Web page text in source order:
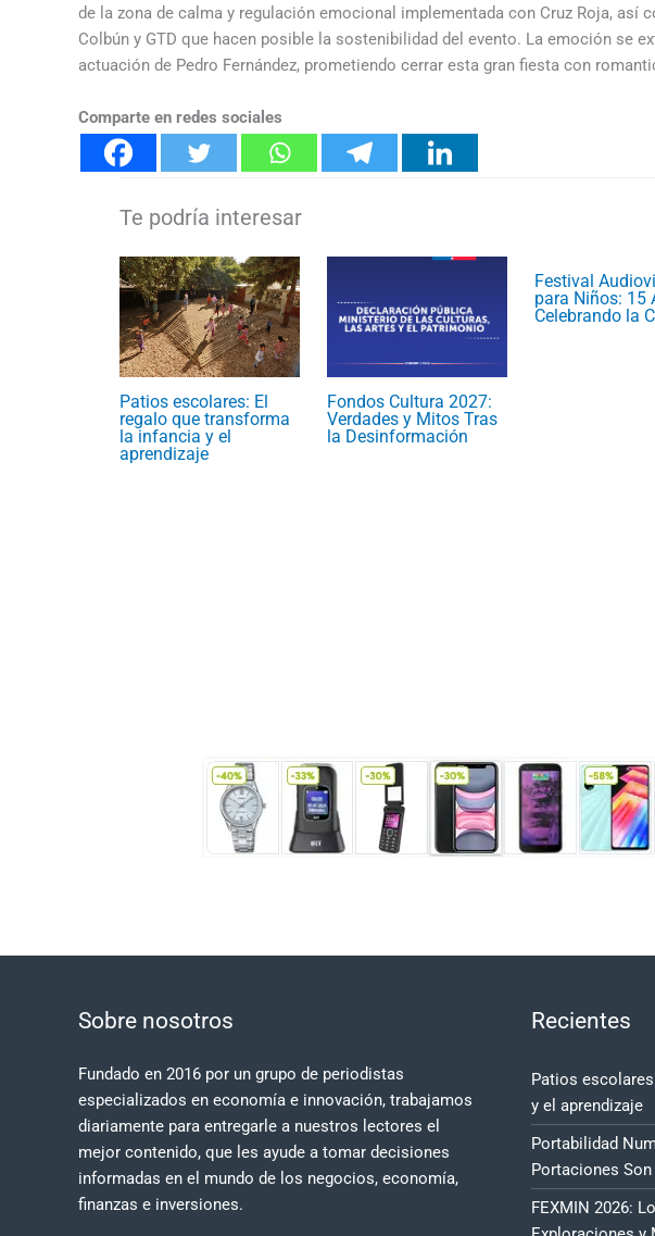
de la zona de calma y regulación emocional implementada con Cruz Roja, así
Colbún y GTD que hacen posible la sostenibilidad del evento. La emoción se
actuación de Pedro Fernández, prometiendo cerrar esta gran fiesta con
Comparte en redes sociales
Patios escolares: El
regalo que transforma
la infancia y el
aprendizaje
Fondos Cultura 2027:
Verdades y Mitos Tras
la Desinformación
Festival
para Niños: 15
Celebrando la
Sobre nosotros
Fundado en 2016 por un grupo de periodistas
especializados en economía e innovación, trabajamos
diariamente para entregarle a nuestros lectores el
mejor contenido, que les ayude a tomar decisiones
informadas en el mundo de los negocios, economía,
finanzas e inversiones.
Recientes
Patios
y el aprendizaje
Portabilidad
Portaciones
FEXMIN 2026: